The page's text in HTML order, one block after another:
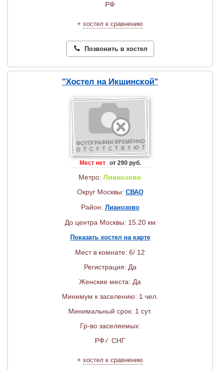
РФ
+ хостел к сравнению
Позвонить в хостел
"Хостел на Икшинской"
Мест нет от 290 руб.
Метро: Лианозово
Округ Москвы: СВАО
Район: Лианозово
До центра Москвы: 15.20 км
Показать хостел на карте
Мест в комнате: 6/ 12
Регистрация: Да
Женские места: Да
Минимум к заселению: 1 чел.
Минимальный срок: 1 сут.
Гр-во заселяемых:
РФ/ СНГ
+ хостел к сравнению